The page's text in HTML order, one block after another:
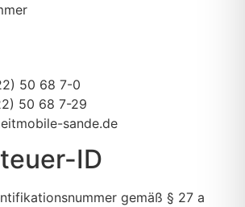
50 68 7-0
50 68 7-29
sande.de
ID
gemäß § 27 a